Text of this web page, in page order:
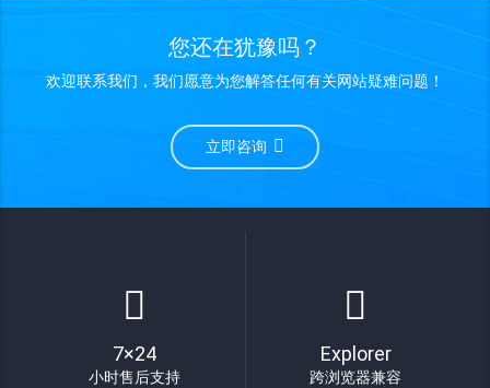
您还在犹豫吗？
欢迎联系我们，我们愿意为您解答任何有关网站疑难问题！
立即咨询
7×24
小时售后支持
Explorer
跨浏览器兼容